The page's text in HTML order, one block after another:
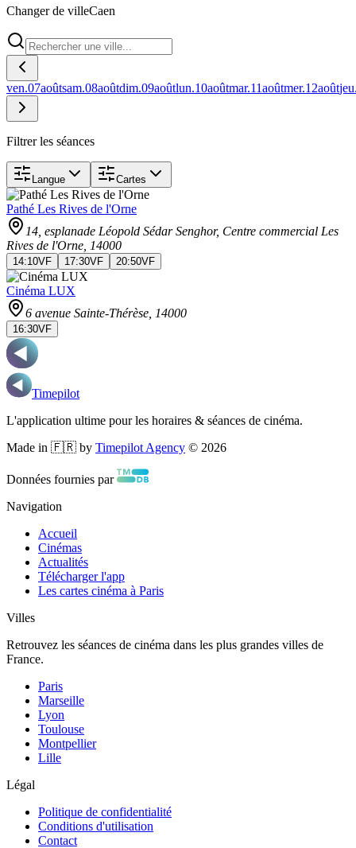
Changer de villeCaen
ven.07aoûtsam.08aoûtdim.09aoûtlun.10aoûtmar.11aoûtmer.12août
Filtrer les séances
Langue Cartes
Pathé Les Rives de l'Orne
14, esplanade Léopold Sédar Senghor, Centre commercial Les
Rives de l'Orne , 14000
14:10VF 17:30VF 20:50VF
Cinéma LUX
6 avenue Sainte-Thérèse , 14000
16:30VF
Timepilot
L'application ultime pour les horaires & séances de cinéma.
Made in 🇫🇷 by Timepilot Agency © 2026
Données fournies par
Navigation
Accueil
Cinémas
Actualités
Télécharger l'app
Les cartes cinéma à Paris
Villes
Retrouvez les séances de cinéma dans les plus grandes villes de
France.
Paris
Marseille
Lyon
Toulouse
Montpellier
Lille
Légal
Politique de confidentialité
Conditions d'utilisation
Contact